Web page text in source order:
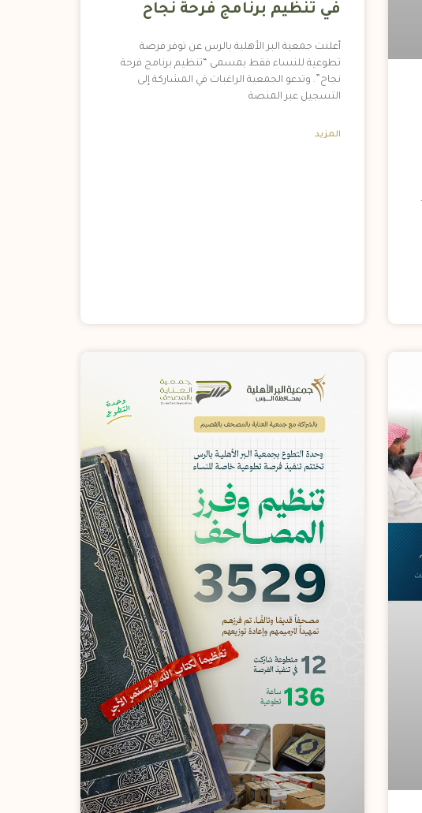
في تنظيم برنامج فرحة نجاح
أعلنت جمعية البر الأهلية بالرس عن توفر فرصة
تطوعية للنساء فقط بمسمى “تنظيم برنامج فرحة
نجاح”. وتدعو الجمعية الراغبات في المشاركة إلى
التسجيل عبر المنصة
المزيد